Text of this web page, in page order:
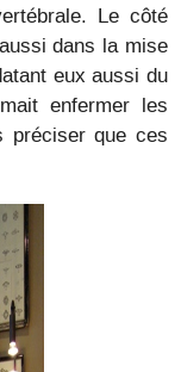
Le côté
dans la mise
eux aussi du
enfermer les
préciser que ces